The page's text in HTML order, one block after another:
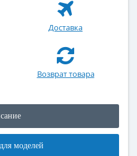
Доставка
Возврат товара
моделей